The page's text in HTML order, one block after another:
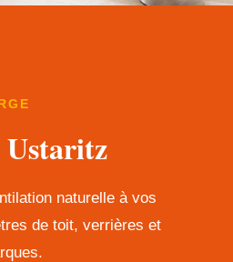
Ustaritz
naturelle à vos
de toit, verrières et